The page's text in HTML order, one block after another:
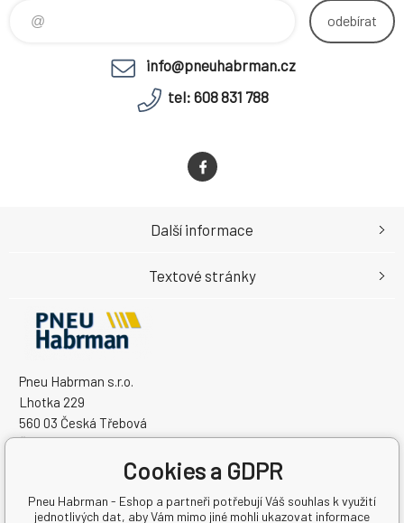
odebírat
info@pneuhabrman.cz
tel: 608 831 788
Pneu Habrman s.r.o.
Lhotka 229
560 03 Česká Třebová
Česká Republika
Další informace
Textové stránky
Cookies a GDPR
Pneu Habrman - Eshop a partneři potřebují Váš souhlas k využití
jednotlivých dat, aby Vám mimo jiné mohli ukazovat informace